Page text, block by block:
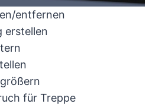
entfernen
erstellen
für Treppe